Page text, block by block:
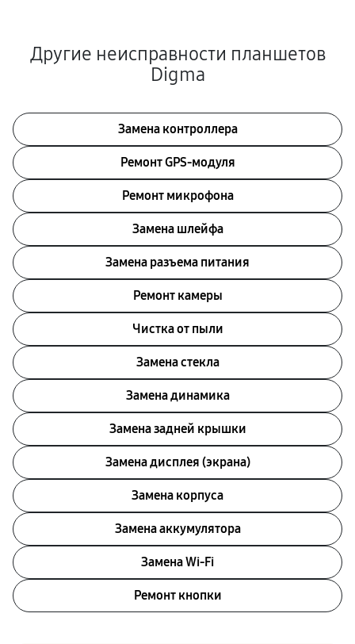
Другие неисправности планшетов
Digma
Замена контроллера
Ремонт GPS-модуля
Ремонт микрофона
Замена шлейфа
Замена разъема питания
Ремонт камеры
Чистка от пыли
Замена стекла
Замена динамика
Замена задней крышки
Замена дисплея (экрана)
Замена корпуса
Замена аккумулятора
Замена Wi-Fi
Ремонт кнопки